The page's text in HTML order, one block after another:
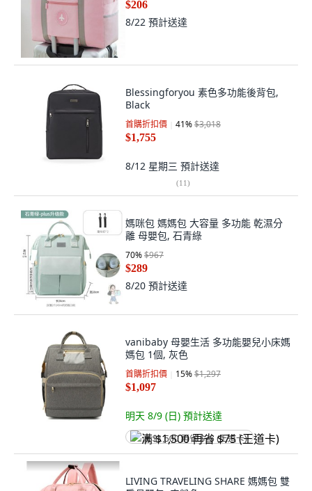
Blessingforyou 素色多功能後背包,
首購折扣價 41% $3,018
$1,755
8/12 星期三
媽咪包 媽媽包 大容量 多功能 乾濕分
70%$967
$289
8/20預計送達
vanibaby 母嬰生活 多功能嬰兒小床媽
首購折扣價 15%$1,297
$1,097
明天 8/9 (日)
满 $1,500 再省 $75 (王道卡)
LIVING TRAVELING SHARE 媽媽包 雙
$179